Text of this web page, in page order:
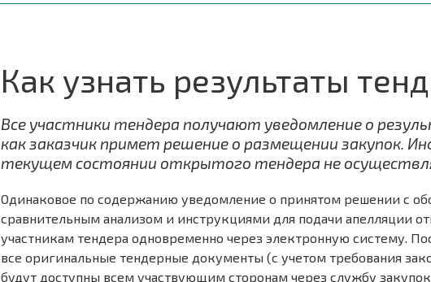
Как узнать результаты
Все участники тендера получают уведомление о
как заказчик примет решение о размещении закупок.
текущем состоянии открытого тендера не
Одинаковое по содержанию уведомление о принятом решении с
сравнительным анализом и инструкциями для подачи апелляции
участникам тендера одновременно через электронную систему.
все оригинальные тендерные документы (с учетом требования
будут доступны всем участвующим сторонам через службу